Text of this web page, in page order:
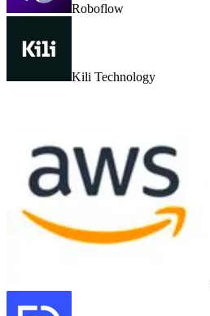
Roboflow
Kili Technology